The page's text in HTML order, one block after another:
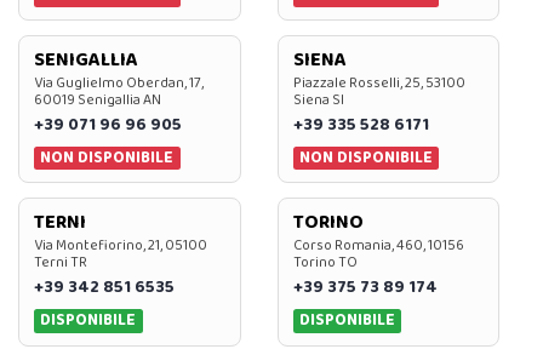
SENIGALLIA
Via Guglielmo Oberdan, 17,
60019 Senigallia AN
+39 071 96 96 905
NON DISPONIBILE
SIENA
Piazzale Rosselli, 25, 53100
Siena SI
+39 335 528 6171
NON DISPONIBILE
TERNI
Via Montefiorino, 21, 05100
Terni TR
+39 342 851 6535
DISPONIBILE
TORINO
Corso Romania, 460, 10156
Torino TO
+39 375 73 89 174
DISPONIBILE